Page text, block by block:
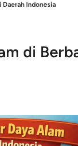
Daerah Indonesia
di